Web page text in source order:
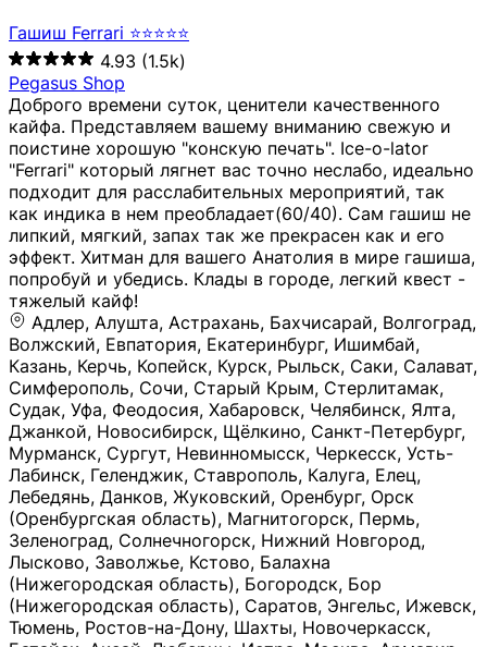
Гашиш Ferrari ⭐⭐⭐⭐⭐
4.93 (1.5k)
Pegasus Shop
Доброго времени суток, ценители качественного
кайфа. Представляем вашему вниманию свежую и
поистине хорошую "конскую печать". Ice-o-lator
"Ferrari" который лягнет вас точно неслабо, идеально
подходит для расслабительных мероприятий, так
как индика в нем преобладает(60/40). Сам гашиш не
липкий, мягкий, запах так же прекрасен как и его
эффект. Хитман для вашего Анатолия в мире гашиша,
попробуй и убедись. Клады в городе, легкий квест -
тяжелый кайф!
Адлер, Алушта, Астрахань, Бахчисарай, Волгоград, Волжский, Евпатория, Екатеринбург, Ишимбай, Казань, Керчь, Копейск, Курск, Рыльск, Саки, Салават, Симферополь, Сочи, Старый Крым, Стерлитамак, Судак, Уфа, Феодосия, Хабаровск, Челябинск, Ялта, Джанкой, Новосибирск, Щёлкино, Санкт-Петербург, Мурманск, Сургут, Невинномысск, Черкесск, Усть-Лабинск, Геленджик, Ставрополь, Калуга, Елец, Лебедянь, Данков, Жуковский, Оренбург, Орск (Оренбургская область), Магнитогорск, Пермь, Зеленоград, Солнечногорск, Нижний Новгород, Лысково, Заволжье, Кстово, Балахна (Нижегородская область), Богородск, Бор (Нижегородская область), Саратов, Энгельс, Ижевск, Тюмень, Ростов-на-Дону, Шахты, Новочеркасск, Батайск, Аксай, Люберцы, Истра, Москва, Армавир, Краснодар, Магадан, Самара, Анапа, Славянск-на-Кубани, Чаплыгин, Липецк, Нижний Тагил, Орехово-Зуево, Усть-Джегута, Лянтор, Нефтеюганск, Пыть-Ях, Урень, Ветлуга, Шахунья, Новороссийск, Крымск, Тимашёвск, Тольятти, Воткинск, Звенигород, Руза, Можайск, Белгород, Воронеж, Соликамск, Нытва, Лысьва (Пермский край), Чусовой, Кунгур, Краснокамск, Миасс, Губаха, Тула, Новомосковск, Донской, Омск, Льгов, Мытищи, Королёв, Ивантеевка, Балашиха, Семилуки, Кудымкар, Старый Оскол, Оса (Пермский край), Одинцово (Московская область), Ханты-Мансийск, Лабинск, Темрюк, Курганинск, Белореченск (Краснодарский край), Алупкa, Губкин, Рязань, Калининград, Усть-Илимск, Фрязино, Минеральные Воды, Пятигорск, Кострома, Ярославль, Коркино, Верхняя Пышма, Подольск, Красноярск, Смоленск, Долгопрудный, Чебоксары, Калачинск, Канск, Киров (Кировская область), Вологда, Рославль, Владивосток, Обнинск, Балабаново (Калужская область), Малоярославец, Брянск, Видное, Ярцево, Вязьма, Гагарин, Приволжск, Фурманов, Чайковский, Кинешма, Горячий Ключ, Улан-Удэ, Туймазы, Дюртюли, Альметьевск, Нефтекамск, Хадыженск, Апшеронск, Майкоп, Уссурийск, Ульяновск, Гатчина, Луга (Ленинградская область), Надым, Ногинск, Электросталь, Железнодорожный (Московская область), Бутурлиновка, Кириллов, Краснознаменск (Калиниградская область), Мышкин, Томмот, Холм, Абакан, Абдулино, Агидель, Агрыз, Адыгейск, Азнакаево, Алатырь, Алдан, Алейск, Александров, Александровск, Алексеевка (Белгородская обл.), Алексин, Амурск, Анадырь, Ангарск, Андреаполь, Анжеро-Судженск, Анива, Апатиты, Арамиль, Ардон, Арзамас, Аркадак, Арсеньев, Артём, Артёмовский, Архангельск, Асбест, Асино, Аткарск, Ахтубинск, Аша, Бабаево (Вологодская область), Бавлы (Республика Татарстан), Байкальск, Бакал, Баксан, Балаклава, Балаково (Саратовская область), Балашов (Саратовская область), Балтийск, Барабинск, Барнаул, Барыш (Ульяновская область), Бежецк, Белая Калитва (Ростовская область), Белебей, Белогорск (Крым), Белозерск, Белокуриха, Беломорск, Белоозёрский (Московская область), Белорецк (Республика Башкортостан), Кызыл, Белоярский (Ханты-Мансийский АО), Бердск, Березники (Пермский край), Берёзовский (Кемеровская область), Берёзовский (Свердловская область), Беслан, Бийск, Бикин, Билибино, Биробиджан, Благовещенск (Амурская область), Благовещенск (Башкортостан), Бобров, Богородицк, Боготол, Богучар, Бокситогорск (Ленинградская область), Бологое (Тверская область), Болхов, Большой Камень (Приморский край), Борисоглебск (Воронежская область), Боровичи (Новгородская область), Боровск, Бородино, Братск, Бронницы (Московская область), Бугульма (Республика Татарстан), Бугуруслан (Оренбургская область), Буинск, Буй, Буйнакск, Валдай, Валуйки, Велиж, Великие Луки, Великий Новгород, Великий Устюг, Вельск, Венёв, Верещагино, Верхнеуральск, Верхний Уфалей, Верхняя Салда, Верхняя Тура, Весьегонск, Вилючинск, Вихоревка, Вичуга, Владикавказ, Волгодонск, Волгореченск, Володарск, Волосово, Волчанск, Вольск, Воркута, Ворсма, Всеволожск (Ленинградская область), Вуктыл, Выкса, Высоковск, Высоцк, Вытегра, Вышний Волочёк, Вяземский, Вязники, Вятские Поляны, Нея, Шилка, Гаврилов Посад, Гаврилов-Ям, Гай, Галич, Гдов, Голицыно, Горно-Алтайск, Горнозаводск, Горняк, Городец, Гороховец, Гремячинск, Грозный, Грязи, Грязовец, Губкинский, Гуково, Гулькевичи, Гурьевск (Калининградская область), Гурьевск (Кемеровская область), Гусев, Гусь-Хрустальный, Давлеканово, Далматово, Дальнегорск, Дегтярск, Дедовск, Демидов, Дербент, Десногорск, Дзержинск, Дзержинский (Московская область), Дивногорск, Димитровград, Дмитровск, Дно, Добрянка, Долинск, Домодедово, Донецк (ДНР), Дорогобуж, Дрезна, Дубна, Дудинка, Духовщина, Дятьково, Егорьевск, Елабуга, Елизово, Ельня (Будет изменено название), Емва, Енисейск, Ермолино, Ершов, Ессентуки, Ефремов, Железноводск, Железногорск (Красноярский край), Железногорск (Курская область), Железногорск-Илимский, Жигулёвск, Жиздра, Жирновск, Жуков, Жуковка, Заводоуковск, Заволжск, Задонск, Заинск, Заозёрный, Заозёрск, Западная Двина, Заполярный, Зарайск, Заречный (Пензенская область), Заречный (Свердловская область), Заринск, Звенигово, Зверево, Зеленогорск ( Ленинградская обл. ), Зеленоградск, Зеленодольск, Зеленокумск, Зерноград, Зима, Змеиногорск, Зубцов, Ивангород, Иваново, Ивдель, Избербаш, Изобильный, Иланский, Инза, Инкерман, Инта, Ипатово, Искитим, Йошкар-Ола, Кадников, Калач, Калач-на-Дону, Калининск, Калтан, Калязин, Камбарка, Каменка (Пензенская область), Каменногорск (Ленинградская область), Каменск-Уральский, Каменск-Шахтинский, Камень-на-Оби, Камешково, Камышин, Канаш, Кандалакша, Карабаново, Карабаш, Карачаевск, Каргат, Каргополь, Карпинск, Карталы, Касимов, Касли, Каспийск, Катав-Ивановск, Катайск, Качканар, Кашин, Кашира, Кемерово, Кемь, Кизел, Кизилюрт, Кизляр, Кимовск, Кимры, Кингисепп, Кинель, Киреевск, Киренск, Киржач, Кириши, Кирово-Чепецк, Кировск (Ленинградская область), Кировск (Мурманская область), Кирсанов, Киселёвск, Кисловодск, Климовск, Клинцы, Княгинино, Ковдор, Ковров, Когалым, Козельск, Козьмодемьянск, Кола, Кологрив, Колпашево, Колпино, Кольчугино, Комсомольск, Комсомольск-на-Амуре, Конаково, Кондопога, Кондрово, Константиновск, Кораблино, Кореновск, Корсаков, Коряжма, Костерёво, Костомукша, Котельники, Котельниково, Котельнич, Котлас, Котовск, Кохма, Красноармейск (Московская область), Краснозаводск, Краснознаменск (Московская область), Краснокаменск, Краснослободск (Волгоградская область), Краснотурьинск, Красноуральск, Красный Сулин, Кремёнки, Кропоткин, Кубинка, Кувшиново (Тверская область), Кудрово, Кулебаки, Кумертау, Курлово, Куровское, Куртамыш, Курчатов, Куса, Кушва, Кыштым, Лабытнанги, Лагань, Лаишево (Республика Татарстан), Лакинск, Лангепас, Лахденпохья, Ленинск-Кузнецкий, Ленск (Республика Саха), Лермонтов (Ставропольский край), Лесозаводск (Приморский край), Лесосибирск, Ливны (Орловская область), Ликино-Дулёво, Липки (Тульская область), Лиски (Воронежская область), Лихославль, Лодейное Поле, Ломоносов (Санкт-Петербург), Лосино-Петровский, Лукоянов, Луховицы, Лыткарино, Любань (Ленинградская область), Любим, Людиново, Магас, Майский, Макаров, Малая Вишера, Малгобек, Мамадыш, Мамоново, Мантурово, Маркс, Махачкала, Мглин, Мегион, Медвежьегорск, Медногорск, Медынь, Меленки, Мелеуз, Менделеевск, Мещовск, Микунь, Миллерово, Минусинск, Миньяр, Мирный (Архангельская область), Мирный (Якутия), Михайловка (Город), Михайловск (Свердловская область), Михайловск (Ставропольский край), Могоча, Можга, Моздок, Мончегорск, Морозовск, Моршанск, Мосальск, Муравленко, Мурино, Муром, Мценск, Мыски, Набережные Челны, Навашино (Нижегородская область), Назарово (Красноярский край), Назрань, Нальчик, Наро-Фоминск, Нарткала, Нарьян-Мар, Находка, Невель (Псковская область), Невельск, Невьянск, Нелидово (Тверская область), Неман, Нерехта (Костромская область), Нерюнгри, Нестеров, Нефтегорск (Самарская область), Нефтекумск, Нижневартовск, Нижнекамск (Республика Татарстан), Нижнеудинск, Нижние Серги, Нижний Ломов, Нижняя Тура, Николаевск-на-Амуре, Никольск (Вологодская область), Никольск (Пензенская область), Новая Ладога, Новая Ляля, Новоалександровск, Новоалтайск, Нововоронеж, Новодвинск, Новозыбков, Новокубанск, Новокуйбышевск, Новомичуринск, Новопавловск, Новоржев, Новосокольники, Новотроицк, Новоульяновск, Новоуральск, Новохопёрск, Новочебоксарск, Новошахтинск, Новый Оскол, Новый Уренгой, Норильск, Нурлат, Нягань, Нязепетровск, Няндома, Облучье, Обоянь, Озёрск (Калининградская область), Озёрск (Челябинская область), Озёры, Октябрьск (Самарская область), Октябрьский (Башкортостан), Окуловка (Новгородская область), Оленегорск, Олонец, Онега, Опочка, Осинники, Осташков, Остров, Острогожск, Отрадный, Оха, Павлово, Павловск (Воронежская область), Павловск (Санкт-Петербург), Павловский Посад, Партизанск, Певек, Пенза, Первоуральск, Перевоз, Пересвет, Переславль-Залесский, Пестово (Новгородская область), Петрозаводск, Петропавловск-Камчатский, Печоры, Пикалёво, Пионерский, Питкяранта, Плавск, Плёс, Подпорожье, Покачи, Покров, Покровск, Полесск, Полысаево, Полярные Зори, Полярный, Поронайск, Порхов, Похвистнево, Почеп, Починок, Пошехонье, Правдинск, Приморск (Калининградская область), Приморско-Ахтарск, Приозерск, Прокопьевск, Протвино, Прохладный, Пугачёв, Пудож, Пустошка, Пушкино, Пущино, Пыталово, Радужный (Владимирская область), Радужный (Ханты-Мансийский АО), Райчихинск, Раменское, Рассказово, Ревда, Реж, Реутов, Родники, Россошь, Ростов (Ярославская обл.), Рошаль, Ртищево, Рубцовск, Рузаевка, Рыбинск, Рыбное, Ряжск, Салехард, Сальск, Саранск, Сарапул, Саров, Сасово, Сатка, Сафоново, Саяногорск, Саянск, Светлогорск, Светлоград, Светлый, Светогорск (Ленинградская область), Свободный, Себеж, Северобайкальск, Северодвинск, Североуральск, Сегежа, Семикаракорск, Сенгилей, Серафимович, Сергач, Сергиев Посад, Сердобск, Сертолово (Ленинградская область), Сестрорецк (Ленинградская область), Сибай, Скопин, Славгород, Сланцы, Слободской, Слюдянка, Собинка, Советск (Кировская область), Советск (Калининградская область), Советск (Тульская область), Советская Гавань, Советский (Ханты-Мансийский АО), Сокол (Вологодская область), Солигалич, Соль-Илецк, Сольцы, Сортавала, Сосенский, Сосновоборск, Сосновый Бор (Ленинградская область), Сосногорск, Спас-Клепики, Спасск-Рязанский, С